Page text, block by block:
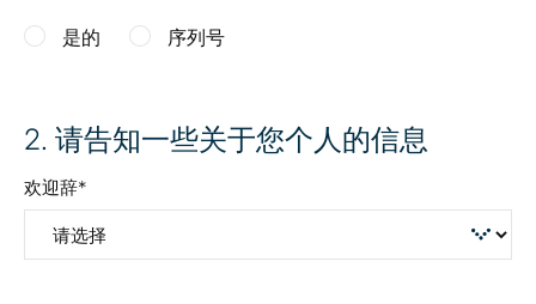
是的 序列号
2. 请告知一些关于您个人的信息
欢迎辞